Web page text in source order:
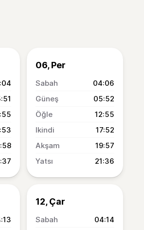
06, Per
04:06
05:52
12:55
17:52
19:57
21:36
12, Çar
04:14